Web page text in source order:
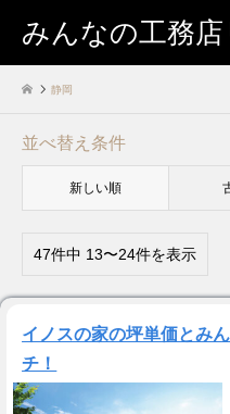
みんなの工務
静岡
並べ替え条件
新しい順
47件中 13〜24件を表示
イノスの家の坪単価とみ
チ！